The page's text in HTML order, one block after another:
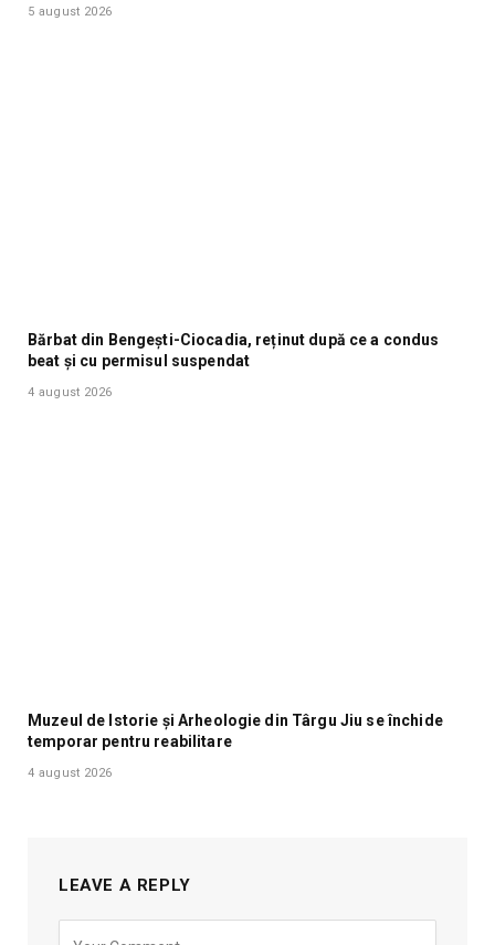
5 august 2026
Bărbat din Bengești-Ciocadia, reținut după ce a condus
beat și cu permisul suspendat
4 august 2026
Muzeul de Istorie și Arheologie din Târgu Jiu se închide
temporar pentru reabilitare
4 august 2026
LEAVE A REPLY